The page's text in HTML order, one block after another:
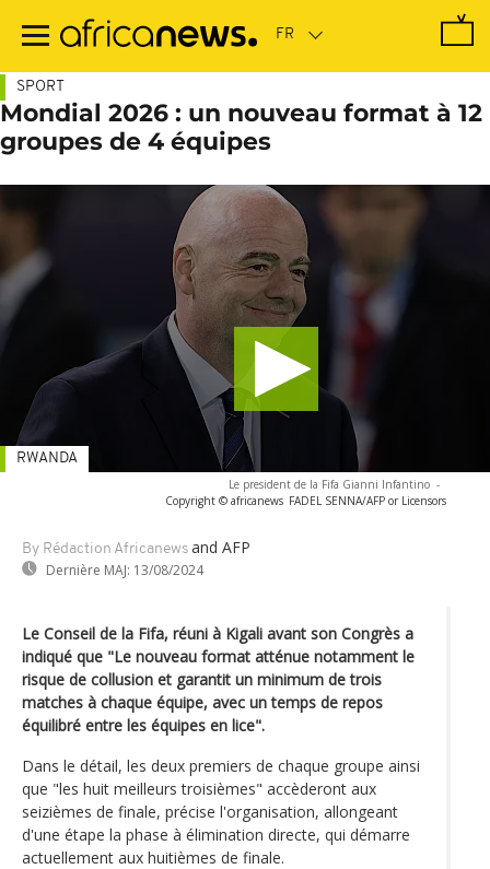
contenu
SPORT
Mondial 2026 : un nouveau format à 12
groupes de 4 équipes
Le president de la Fifa Gianni Infantino -
Copyright © africanews FADEL SENNA/AFP or Licensors
By Rédaction Africanews and AFP
Dernière MAJ: 13/08/2024
RWANDA
Le Conseil de la Fifa, réuni à Kigali avant son Congrès a
indiqué que "Le nouveau format atténue notamment le
risque de collusion et garantit un minimum de trois
matches à chaque équipe, avec un temps de repos
équilibré entre les équipes en lice".
Dans le détail, les deux premiers de chaque groupe ainsi
que "les huit meilleurs troisièmes" accèderont aux
seizièmes de finale, précise l'organisation, allongeant
d'une étape la phase à élimination directe, qui démarre
actuellement aux huitièmes de finale.